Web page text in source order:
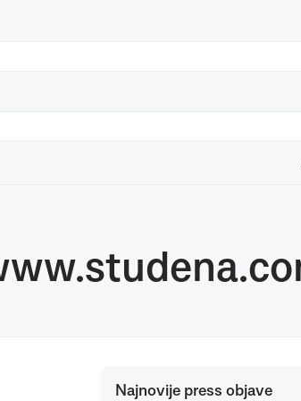
Najnovije press objave